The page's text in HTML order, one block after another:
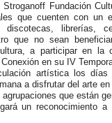
Fundación
que cuenten con un
librerías,
que no sean
a participar en la
en su IV
artística los
a disfrutar del arte
que están
un reconocimiento